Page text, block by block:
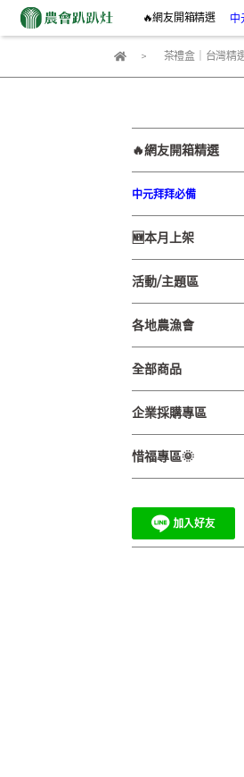
🔥網友開箱精選 中
茶禮盒｜台灣精
🔥網友開箱精選
中元拜拜必備
🆕本月上架
活動/主題區
各地農漁會
全部商品
企業採購專區
惜福專區🌞